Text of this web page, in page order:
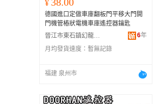
¥
德國進口定做車庫翻板門平移大門開
門機管樁狀電機車庫遙控器鑰匙
晉江市東石鎮幻龍電子配件店
6年
月均發貨速度： 暫無記錄
福建 泉州市